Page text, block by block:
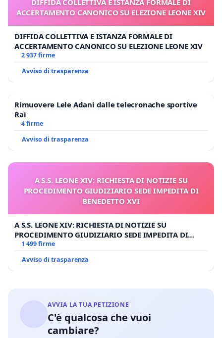
DIFFIDA COLLETTIVA E ISTANZA FORMALE DI
ACCERTAMENTO CANONICO SU ELEZIONE LEONE XIV
DIFFIDA COLLETTIVA E ISTANZA FORMALE DI
ACCERTAMENTO CANONICO SU ELEZIONE LEONE XIV
2 937 firme
Avviso di trasparenza
Rimuovere Lele Adani dalle telecronache sportive
Rai
4 firme
Avviso di trasparenza
A S.S. LEONE XIV: RICHIESTA DI NOTIZIE SU
PROCEDIMENTO GIUDIZIARIO SEDE IMPEDITA DI
BENEDETTO XVI
A S.S. LEONE XIV: RICHIESTA DI NOTIZIE SU
PROCEDIMENTO GIUDIZIARIO SEDE IMPEDITA DI
BENEDETTO XVI
1 499 firme
Avviso di trasparenza
AVVIA LA TUA PETIZIONE
C'è qualcosa che vuoi
cambiare?